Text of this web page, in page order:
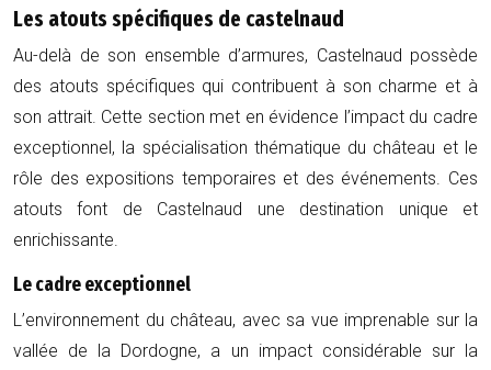
Les atouts spécifiques de castelnaud
Au-delà de son ensemble d’armures, Castelnaud possède
des atouts spécifiques qui contribuent à son charme et à
son attrait. Cette section met en évidence l’impact du cadre
exceptionnel, la spécialisation thématique du château et le
rôle des expositions temporaires et des événements. Ces
atouts font de Castelnaud une destination unique et
enrichissante.
Le cadre exceptionnel
L’environnement du château, avec sa vue imprenable sur la
vallée de la Dordogne, a un impact considérable sur la